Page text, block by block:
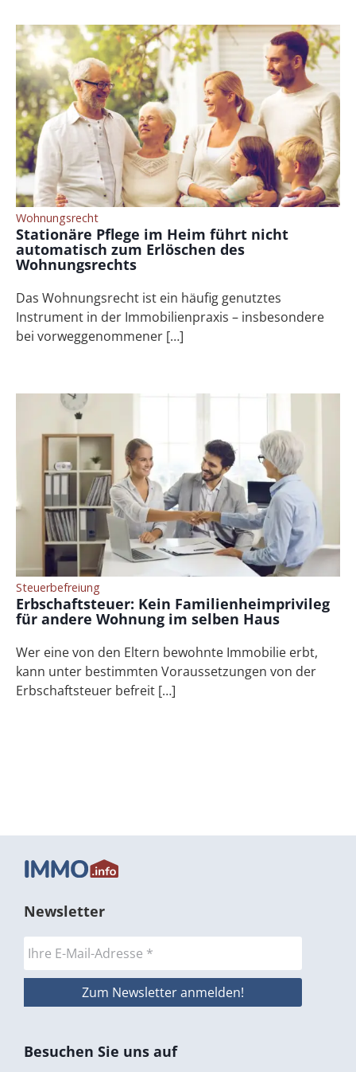
Wohnungsrecht
Stationäre Pflege im Heim führt nicht
automatisch zum Erlöschen des
Wohnungsrechts
Das Wohnungsrecht ist ein häufig genutztes
Instrument in der Immobilienpraxis – insbesondere
bei vorweggenommener […]
Steuerbefreiung
Erbschaftsteuer: Kein Familienheimprivileg
für andere Wohnung im selben Haus
Wer eine von den Eltern bewohnte Immobilie erbt,
kann unter bestimmten Voraussetzungen von der
Erbschaftsteuer befreit […]
Newsletter
Besuchen Sie uns auf